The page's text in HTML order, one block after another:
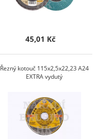
45,01 Kč
Řezný kotouč 115x2,5x22,23 A24
EXTRA vydutý